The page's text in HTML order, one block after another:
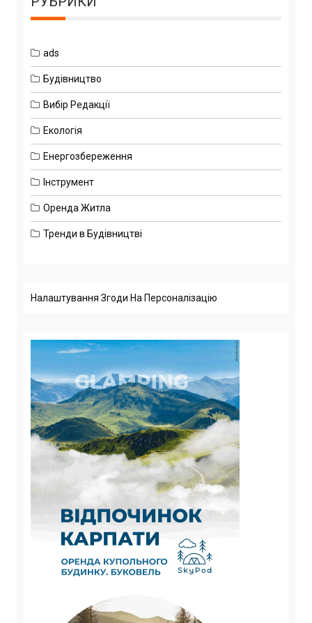
ads
Будівництво
Вибір Редакції
Екологія
Енергозбереження
Інструмент
Оренда Житла
Тренди в Будівництві
Налаштування Згоди На Персоналізацію